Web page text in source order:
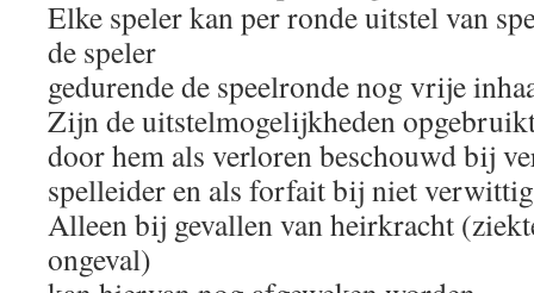
Elke speler kan per ronde uitstel van
de speler
gedurende de speelronde nog vrije
Zijn de uitstelmogelijkheden
door hem als verloren beschouwd bij
spelleider en als forfait bij niet
Alleen bij gevallen van heirkracht
ongeval)